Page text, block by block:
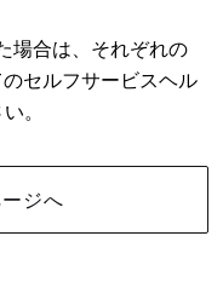
場合は、それぞれの
セルフサービスヘル
。
ジへ